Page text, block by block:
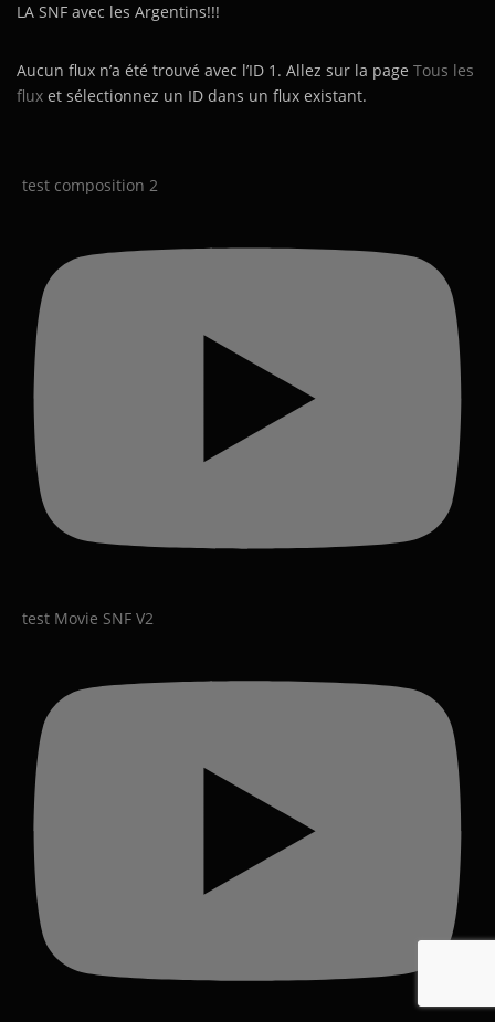
LA SNF avec les Argentins!!!
Aucun flux n’a été trouvé avec l’ID 1. Allez sur la page Tous les
flux et sélectionnez un ID dans un flux existant.
test composition 2
test Movie SNF V2